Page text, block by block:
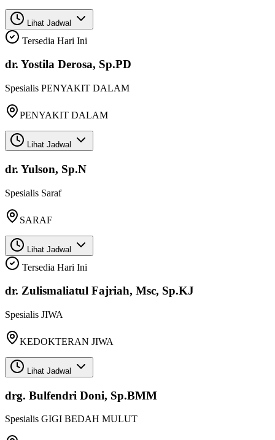
Lihat Jadwal
Tersedia Hari Ini
dr. Yostila Derosa, Sp.PD
Spesialis PENYAKIT DALAM
PENYAKIT DALAM
Lihat Jadwal
dr. Yulson, Sp.N
Spesialis Saraf
SARAF
Lihat Jadwal
Tersedia Hari Ini
dr. Zulismaliatul Fajriah, Msc, Sp.KJ
Spesialis JIWA
KEDOKTERAN JIWA
Lihat Jadwal
drg. Bulfendri Doni, Sp.BMM
Spesialis GIGI BEDAH MULUT